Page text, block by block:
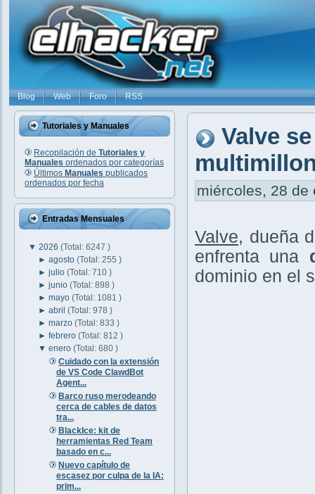
Blog Web Foro RSS
Tutoriales y Manuales
Recopilación de Tutoriales y
Manuales ordenados por categorías
Últimos Manuales publicados
ordenados por fecha
Entradas Mensuales
▼ 2026 (Total: 6247 )
►agosto(Total: 255 )
►julio(Total: 710 )
►junio(Total: 898 )
►mayo(Total: 1081 )
►abril(Total: 978 )
►marzo(Total: 833 )
►febrero(Total: 812 )
▼enero(Total: 680 )
Cuidado con la extensión
de VS Code ClawdBot
Agent...
Barco ruso merodeando
cerca de cables de datos
tra...
BlackIce: kit de
herramientas Red Team
basado en c...
Nuevo capítulo de
escasez por culpa de la IA:
prim...
Valve
miércoles, 28 de
Valve, dueña
enfrenta una
dominio en el